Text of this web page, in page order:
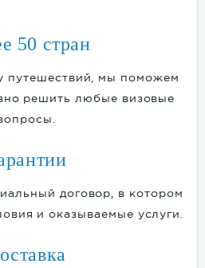
50 стран
путешествий, мы поможем
решить любые визовые
договор, в котором
и оказываемые услуги.